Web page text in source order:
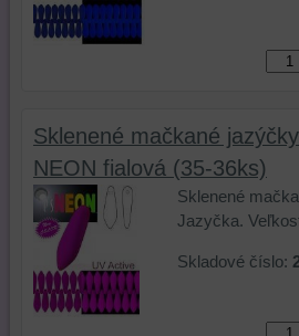
Sklenené mačkané
NEON fialová (35-36ks)
Sklenené
Jazyčka.
Skladové číslo:
a
úložiská
identifikáciu
vašej
relácie
a
dosiahnutie
základnej
funkčnosti
platformy,
zážitku
úložiská
prehliadača),
mohli
poskytovať
doplnkové
funkcie,
ktoré
zlepšujú
váš
zážitok
z
našich
návštevníkov
ako
používajú
našu
stránku.
Môžeme
použiť
nástroje
prvej
alebo
strán
produktov
a/alebo
služieb
našej
alebo
našich
partnerov,
jej
relevantnosti